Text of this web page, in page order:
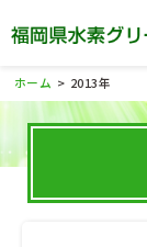
ホーム > 2013年